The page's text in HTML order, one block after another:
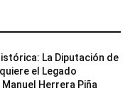
La Diputación de
el Legado
Herrera Piña